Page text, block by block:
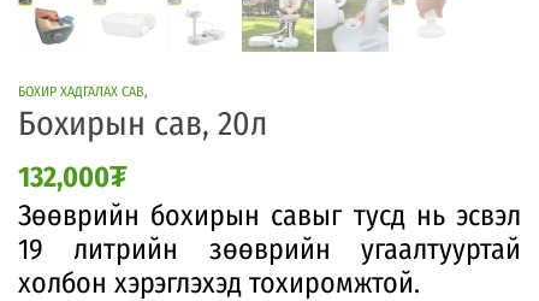
БОХИР ХАДГАЛАХ САВ,
Бохирын сав, 20л
132,000₮
Зөөврийн бохирын савыг тусд нь эсвэл
19 литрийн зөөврийн угаалтууртай
холбон хэрэглэхэд тохиромжтой.